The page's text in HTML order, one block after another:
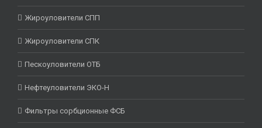
Жироуловители СПП
Жироуловители СПК
Пескоуловители ОТБ
Нефтеуловители ЭКО-Н
Фильтры сорбционные ФСБ